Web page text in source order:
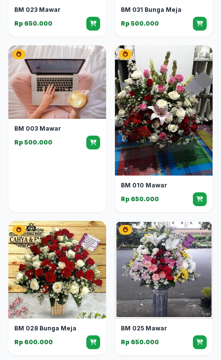
BM 023 Mawar
Rp 650.000
BM 031 Bunga Meja
Rp 500.000
BM 003 Mawar
Rp 500.000
BM 010 Mawar
Rp 650.000
BM 028 Bunga Meja
Rp 600.000
BM 025 Mawar
Rp 650.000